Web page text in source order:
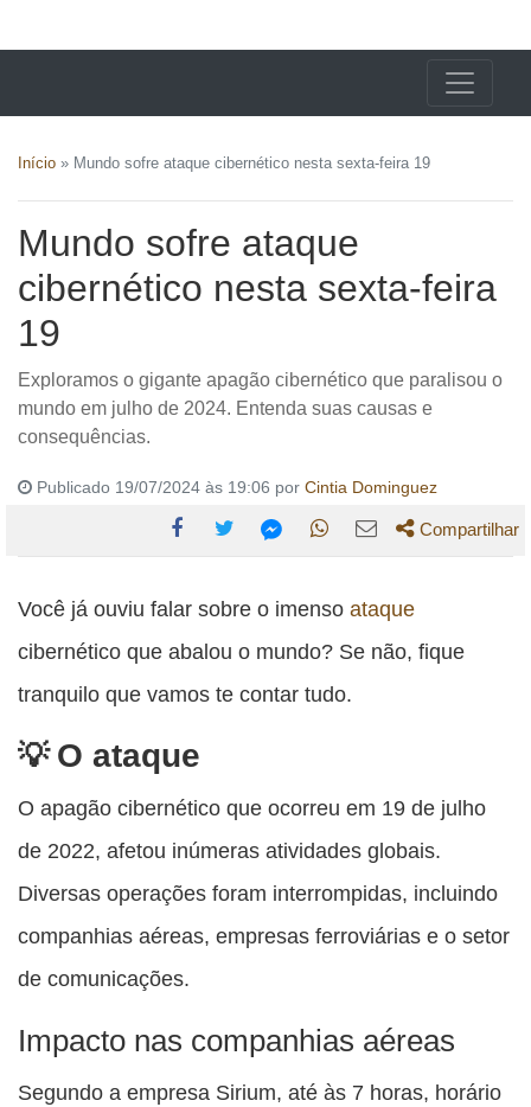
Início » Mundo sofre ataque cibernético nesta sexta-feira 19
Mundo sofre ataque
cibernético nesta sexta-feira
19
Exploramos o gigante apagão cibernético que paralisou o
mundo em julho de 2024. Entenda suas causas e
consequências.
Publicado 19/07/2024 às 19:06 por Cintia Dominguez
esta
publicação
esta
publicação
esta
publicação
esta
publicação
esta
publicação
Compartilhar
Você já ouviu falar sobre o imenso ataque
cibernético que abalou o mundo? Se não, fique
tranquilo que vamos te contar tudo.
O ataque
O apagão cibernético que ocorreu em 19 de julho
de 2022, afetou inúmeras atividades globais.
Diversas operações foram interrompidas, incluindo
companhias aéreas, empresas ferroviárias e o setor
de comunicações.
Impacto nas companhias aéreas
Segundo a empresa Sirium, até às 7 horas, horário